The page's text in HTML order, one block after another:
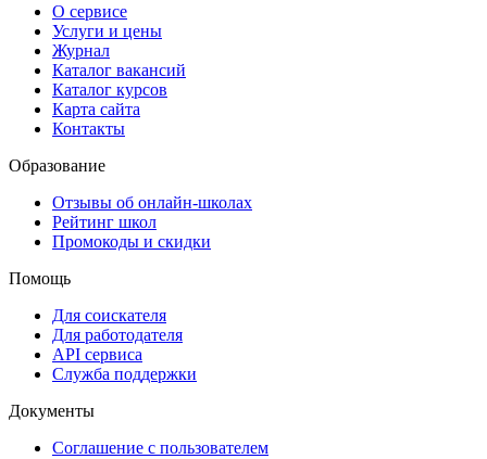
О сервисе
Услуги и цены
Журнал
Каталог вакансий
Каталог курсов
Карта сайта
Контакты
Образование
Отзывы об онлайн-школах
Рейтинг школ
Промокоды и скидки
Помощь
Для соискателя
Для работодателя
API сервиса
Служба поддержки
Документы
Соглашение с пользователем